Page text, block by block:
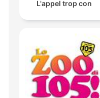
L'appel trop con